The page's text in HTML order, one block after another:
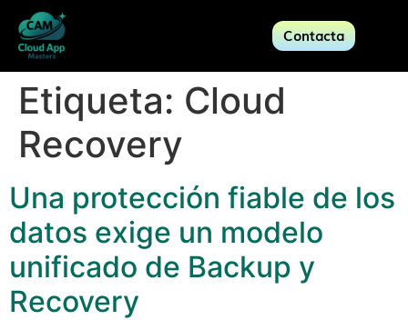
Contacta
Etiqueta: Cloud
Recovery
Una protección fiable de los
datos exige un modelo
unificado de Backup y
Recovery